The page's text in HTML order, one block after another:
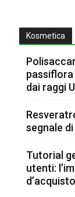
Kosmetica
dai raggi
segnale
Tutorial
utenti:
d’acquisto